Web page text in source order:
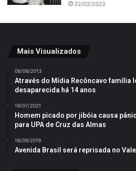
22/02/2022
Mais Visualizados
06/06/2013
Através do Mídia Recôncavo família
desaparecida há 14 anos
19/07/2021
Homem picado por jibóia causa
para UPA de Cruz das Almas
16/09/2019
Avenida Brasil será reprisada no